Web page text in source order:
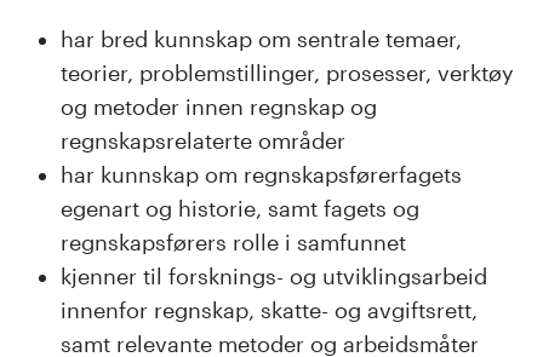
har bred kunnskap om sentrale temaer,
teorier, problemstillinger, prosesser, verktøy
og metoder innen regnskap og
regnskapsrelaterte områder
har kunnskap om regnskapsførerfagets
egenart og historie, samt fagets og
regnskapsførers rolle i samfunnet
kjenner til forsknings- og utviklingsarbeid
innenfor regnskap, skatte- og avgiftsrett,
samt relevante metoder og arbeidsmåter